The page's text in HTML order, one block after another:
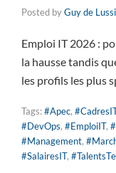
Posted byGuy de
Emploi IT 2026 :
la hausse tandis
les profils les plus
Tags:#Apec,
#DevOps, #EmploiIT,
#Management,
#SalairesIT,